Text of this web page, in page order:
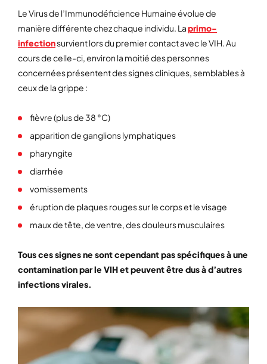
Le Virus de l’Immunodéficience Humaine évolue de
manière différente chez chaque individu. Laprimo-
infectionsurvient lors du premier contact avec le VIH. Au
cours de celle-ci, environ la moitié des personnes
concernées présentent des signes cliniques, semblables à
ceux de la grippe :
fièvre (plus de 38 °C)
apparition de ganglions lymphatiques
pharyngite
diarrhée
vomissements
éruption de plaques rouges sur le corps et le visage
maux de tête, de ventre, des douleurs musculaires
Tous ces signes ne sont cependant pas spécifiques à une
contamination par le VIH et peuvent être dus à d’autres
infections virales.